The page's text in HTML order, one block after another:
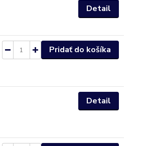
Detail
Pridať do košíka
Detail